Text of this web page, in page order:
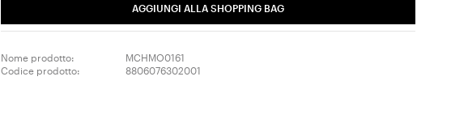
AGGIUNGI ALLA SHOPPING BAG
Nome prodotto:
MCHMO0161
Codice prodotto:
8806076302001